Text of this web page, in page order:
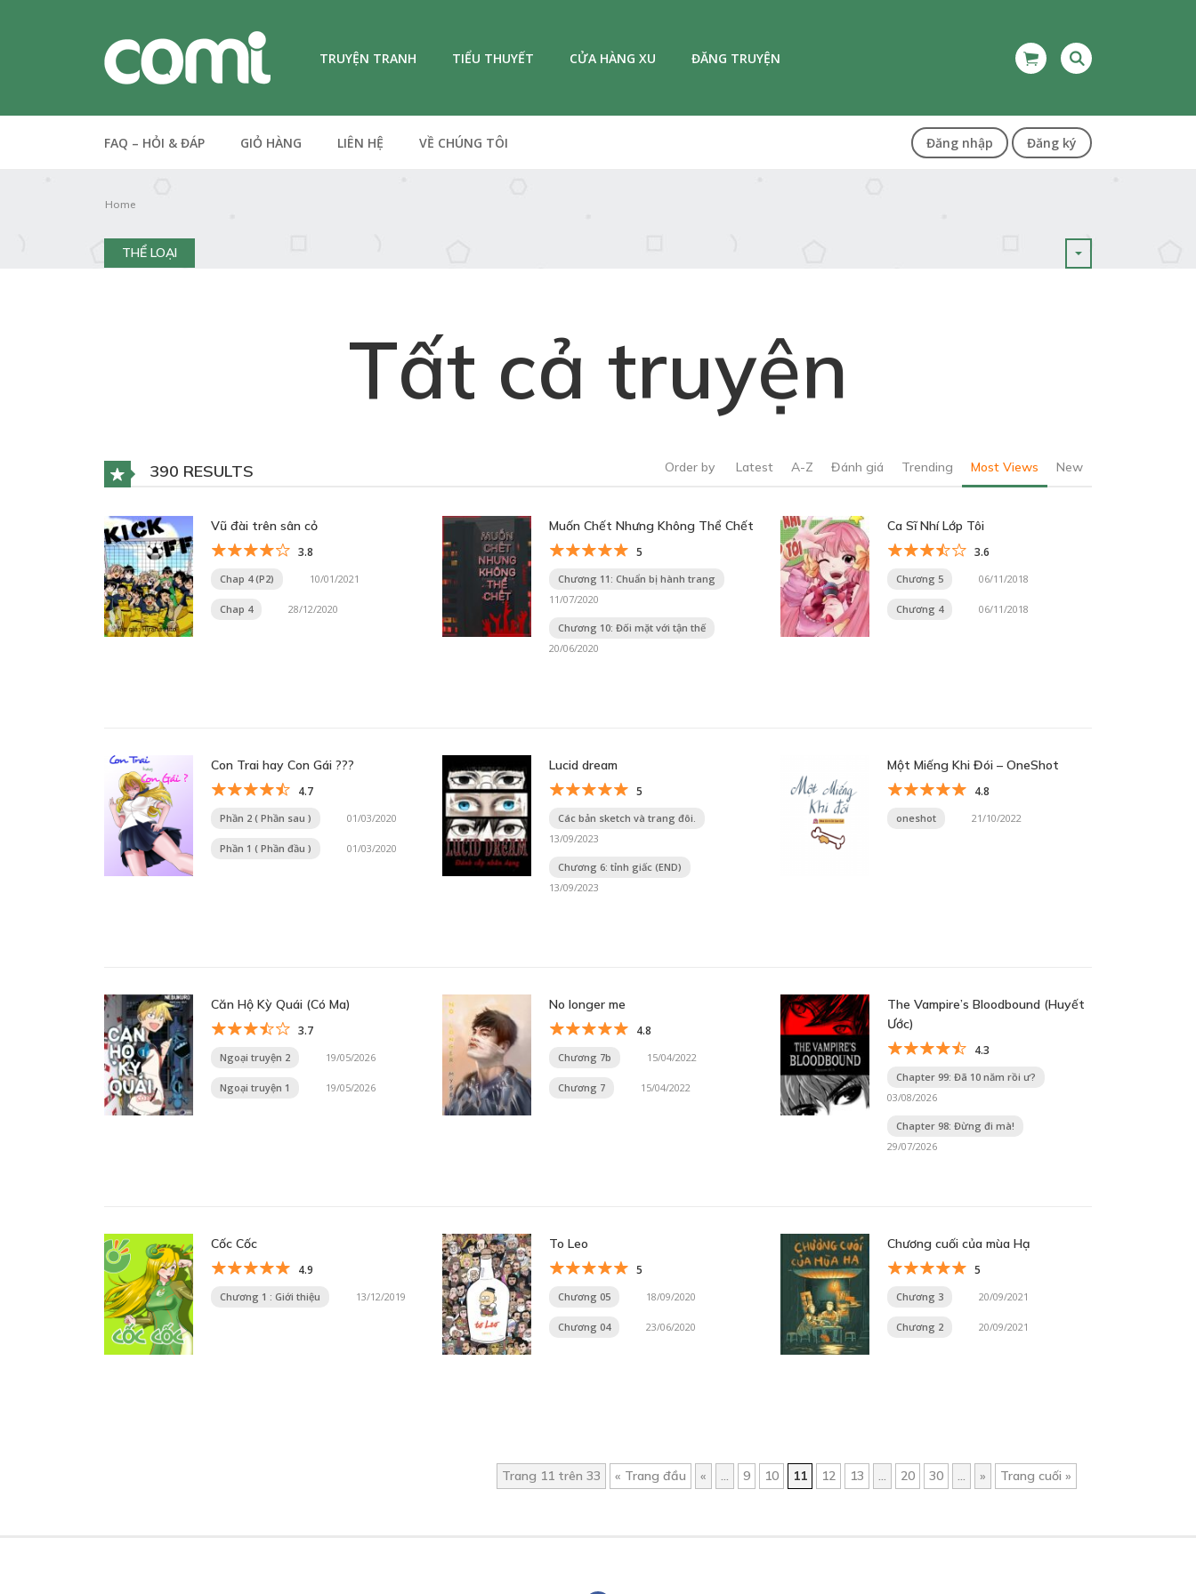
TRUYỆN TRANH TIỂU THUYẾT CỬA HÀNG XU ĐĂNG TRUYỆN
FAQ – HỎI & ĐÁP GIỎ HÀNG LIÊN HỆ VỀ CHÚNG TÔI Đăng nhập Đăng ký
Home
THỂ LOẠI
Tất cả truyện
390 RESULTS Order by Latest A-Z Đánh giá Trending Most Views New
Vũ đài trên sân cỏ
3.8
Chap 4 (P2) 10/01/2021
Chap 4 28/12/2020
Muốn Chết Nhưng Không Thể Chết
5
Chương 11: Chuẩn bị hành trang
11/07/2020
Chương 10: Đối mặt với tận thế
20/06/2020
Ca Sĩ Nhí Lớp Tôi
3.6
Chương 5 06/11/2018
Chương 4 06/11/2018
Con Trai hay Con Gái ???
4.7
Phần 2 ( Phần sau ) 01/03/2020
Phần 1 ( Phần đầu ) 01/03/2020
Lucid dream
5
Các bản sketch và trang đôi.
13/09/2023
Chương 6: tỉnh giấc (END)
13/09/2023
Một Miếng Khi Đói – OneShot
4.8
oneshot 21/10/2022
Căn Hộ Kỳ Quái (Có Ma)
3.7
Ngoại truyện 2 19/05/2026
Ngoại truyện 1 19/05/2026
No longer me
4.8
Chương 7b 15/04/2022
Chương 7 15/04/2022
The Vampire’s Bloodbound (Huyết
Ước)
4.3
Chapter 99: Đã 10 năm rồi ư?
03/08/2026
Chapter 98: Đừng đi mà!
29/07/2026
Cốc Cốc
4.9
Chương 1 : Giới thiệu 13/12/2019
To Leo
5
Chương 05 18/09/2020
Chương 04 23/06/2020
Chương cuối của mùa Hạ
5
Chương 3 20/09/2021
Chương 2 20/09/2021
Trang 11 trên 33 « Trang đầu « 9 10 11 12 13 20 30 » Trang cuối »